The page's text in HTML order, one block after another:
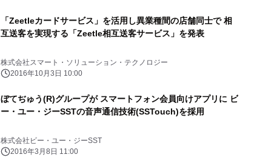
「Zeetleカードサービス」を活用し異業種間の店舗同士で 相
互送客を実現する「Zeetle相互送客サービス」を発表
株式会社スマート・ソリューション・テクノロジー
2016年10月3日 10:00
ぼてぢゅう(R)グループが スマートフォン会員向けアプリに ビ
ー・ユー・ジーSSTの音声通信技術(SSTouch)を採用
株式会社ビー・ユー・ジーSST
2016年3月8日 11:00